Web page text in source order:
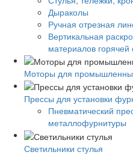
Дыраколы
Ручная отрезная
Вертикальная
материалов горячей
Моторы для
Прессы для установки
Пневматический
металлофурнитуры
Светильники стулья